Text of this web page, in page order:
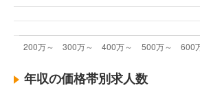
年収の価格帯別求人数